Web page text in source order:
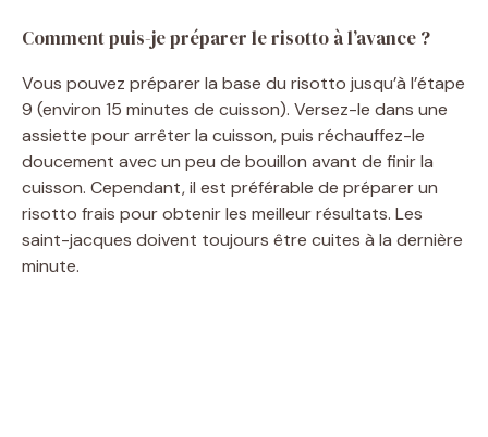
Comment puis-je préparer le risotto à l’avance ?
Vous pouvez préparer la base du risotto jusqu’à l’étape
9 (environ 15 minutes de cuisson). Versez-le dans une
assiette pour arrêter la cuisson, puis réchauffez-le
doucement avec un peu de bouillon avant de finir la
cuisson. Cependant, il est préférable de préparer un
risotto frais pour obtenir les meilleur résultats. Les
saint-jacques doivent toujours être cuites à la dernière
minute.